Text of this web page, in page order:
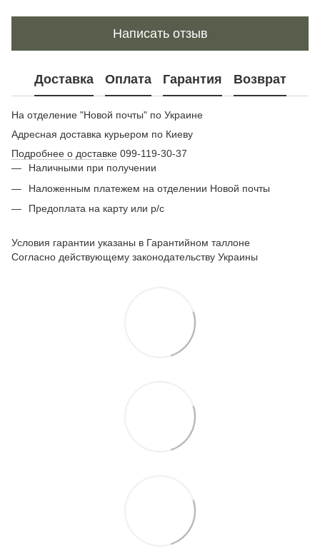
Написать отзыв
Доставка Оплата Гарантия Возврат
На отделение "Новой почты" по Украине
Адресная доставка курьером по Киеву
Подробнее о доставке 099-119-30-37
Наличными при получении
Наложенным платежем на отделении Новой почты
Предоплата на карту или р/с
Условия гарантии указаны в Гарантийном таллоне
Согласно действующему законодательству Украины